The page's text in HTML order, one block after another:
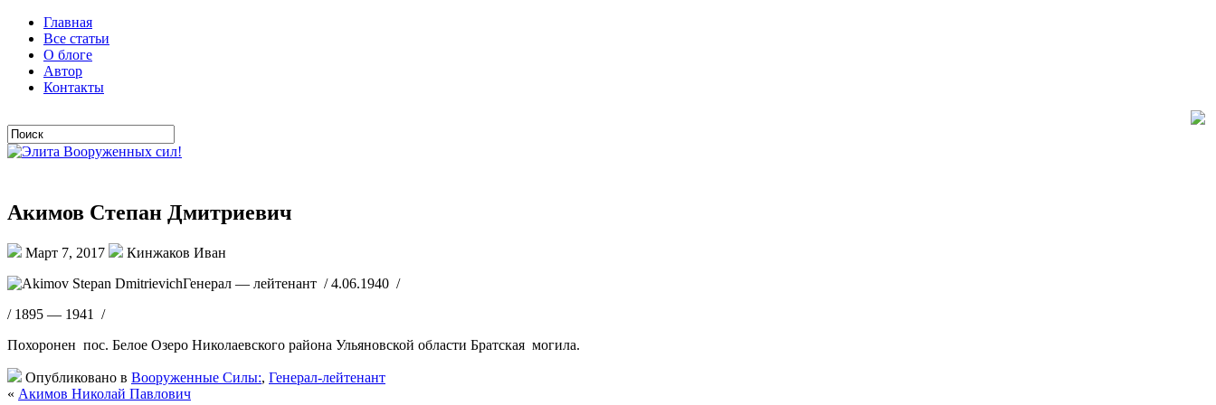
Главная
Все статьи
О блоге
Автор
Контакты
Акимов Степан Дмитриевич
Март 7, 2017
Кинжаков Иван
Генерал — лейтенант / 4.06.1940 /
/ 1895 — 1941 /
Похоронен пос. Белое Озеро Николаевского района Ульяновской области Братская могила.
Опубликовано в Вооруженные Силы:, Генерал-лейтенант
« Акимов Николай Павлович